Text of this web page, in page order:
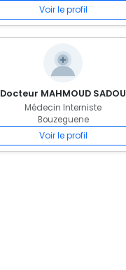
Voir le profil
Docteur MAHMOUD SADOU
Médecin Interniste
Bouzeguene
Voir le profil